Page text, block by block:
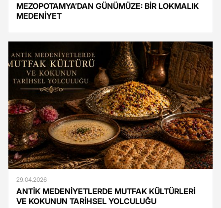
MEZOPOTAMYA’DAN GÜNÜMÜZE: BİR LOKMALIK
MEDENİYET
29.04.2026
ANTİK MEDENİYETLERDE MUTFAK KÜLTÜRLERİ
VE KOKUNUN TARİHSEL YOLCULUĞU